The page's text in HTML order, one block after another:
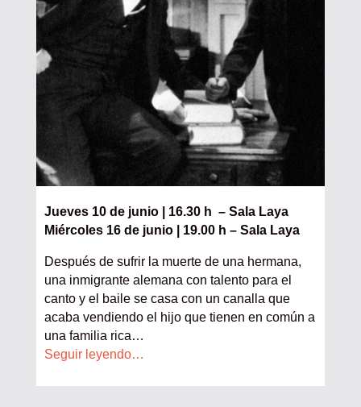
Jueves 10 de junio | 16.30 h – Sala Laya
Miércoles 16 de junio | 19.00 h – Sala Laya
Después de sufrir la muerte de una hermana,
una inmigrante alemana con talento para el
canto y el baile se casa con un canalla que
acaba vendiendo el hijo que tienen en común a
una familia rica…
Seguir leyendo…